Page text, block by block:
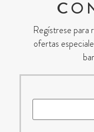
Regístrese para
ofertas